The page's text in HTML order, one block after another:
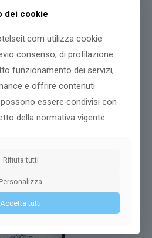
e certifica le competenze
modo produttivo nel settore.
dei cookie
utilizza cookie
consenso, di profilazione
funzionamento dei servizi,
e offrire contenuti
essere condivisi con
della normativa vigente.
Rifiuta tutti
Personalizza
Accetta tutti